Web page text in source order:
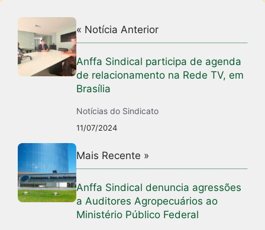
« Notícia Anterior
Anffa Sindical participa de agenda
de relacionamento na Rede TV, em
Brasília
Notícias do Sindicato
11/07/2024
Mais Recente »
Anffa Sindical denuncia agressões
a Auditores Agropecuários ao
Ministério Público Federal